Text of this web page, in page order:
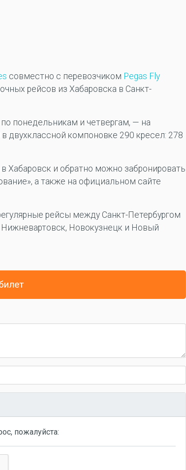
совместно с перевозчиком Pegas Fly
рейсов из Хабаровска в Санкт-
понедельникам и четвергам, — на
компоновке 290 кресел: 278
Хабаровск и обратно можно забронировать
а также на официальном сайте
рейсы между Санкт-Петербургом
Нижневартовск, Новокузнецк и Новый
пожалуйста: